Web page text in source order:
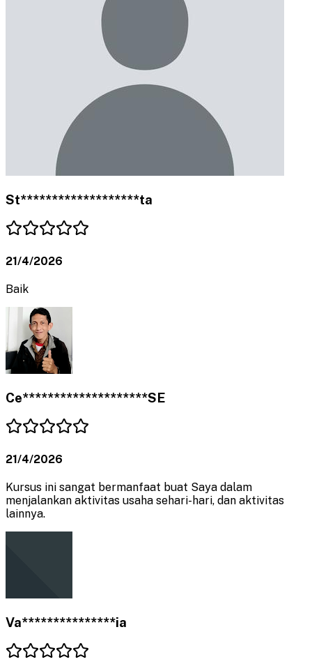
St*******************ta
21/4/2026
Baik
Ce********************SE
21/4/2026
Kursus ini sangat bermanfaat buat Saya dalam
menjalankan aktivitas usaha sehari-hari, dan aktivitas
lainnya.
Va***************ia